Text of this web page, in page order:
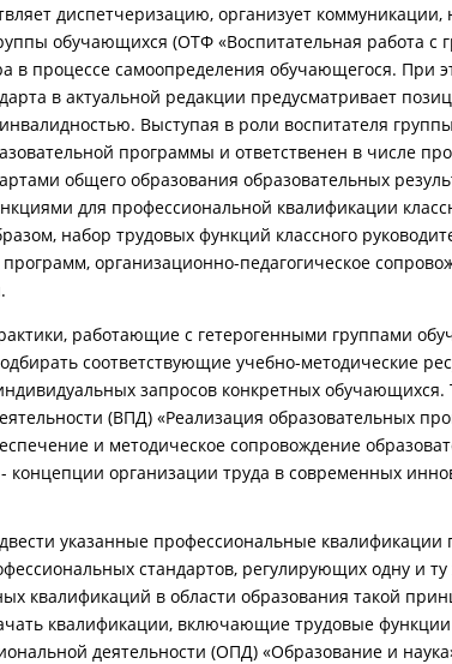
диспетчеризацию, организует
обучающихся (ОТФ «Воспитательная работа
в процессе самоопределения обучающегося.
в актуальной редакции предусматривает
Выступая в роли воспитателя
программы и ответственен в числе
общего образования образовательных
для профессиональной квалификации
набор трудовых функций классного
организационно-педагогическое
работающие с гетерогенными группами
соответствующие учебно-методические
запросов конкретных
(ВПД) «Реализация образовательных
и методическое сопровождение
концепции организации труда в современных
указанные профессиональные квалификации
стандартов, регулирующих одну и
квалификаций в области образования такой
квалификации, включающие трудовые
деятельности (ОПД) «Образование и